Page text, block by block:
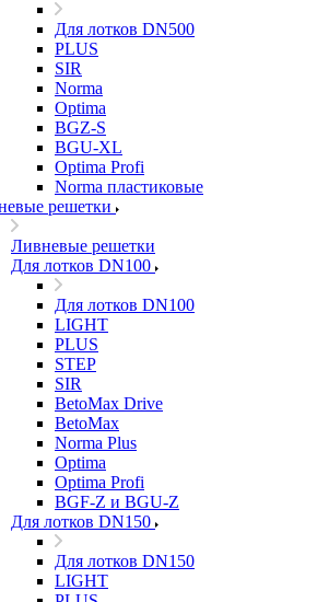
Для лотков DN500
PLUS
SIR
Norma
Optima
BGZ-S
BGU-XL
Optima Profi
Norma пластиковые
решетки
Ливневые решетки
Для лотков DN100
Для лотков DN100
LIGHT
PLUS
STEP
SIR
BetoMax Drive
BetoMax
Norma Plus
Optima
Optima Profi
BGF-Z и BGU-Z
Для лотков DN150
Для лотков DN150
LIGHT